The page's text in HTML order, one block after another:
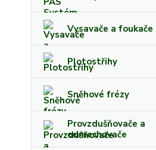
Vysavače a foukače
Plotostřihy
Sněhové frézy
Provzdušňovače a
odmechovače